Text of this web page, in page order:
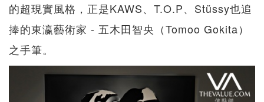
的超現實風格，正是KAWS、T.O.P、Stüssy也追
捧的東瀛藝術家 - 五木田智央（Tomoo Gokita）
之手筆。